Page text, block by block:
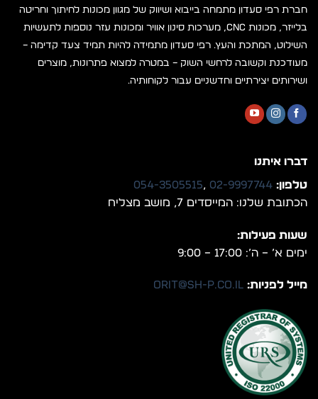
חברת רפי סעדון מתמחה בייבוא ושיווק של מגוון מכונות לחיתוך וחריטה
בלייזר, מכונות CNC, מערכות סינון אוויר ומכונות עזר נוספות לתעשיות
השילוט, המתכת והעץ. רפי סעדון מתמידה להיות תמיד צעד קדימה –
מעודכנת וקשובה לרחשי השוק – במטרה למצוא פתרונות, מוצרים
ושירותים יצירתיים וחדשניים עבור לקוחותיה.
דברו איתנו
טלפון: 02-9997744
,
054-3505515
הכתובת שלנו: המייסדים 7, מושב מצליח
שעות פעילות:
ימים א’ – ה’: 17:00 – 9:00
מייל לפניות: orit@sh-p.co.il